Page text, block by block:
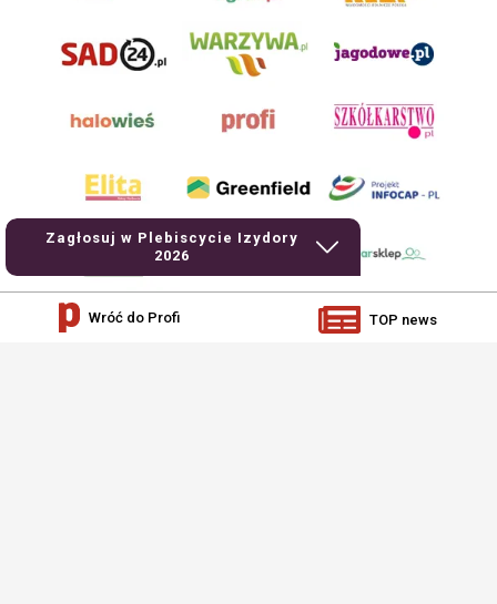
Zagłosuj w Plebiscycie Izydory
2026
Wróć do Profi TOP news